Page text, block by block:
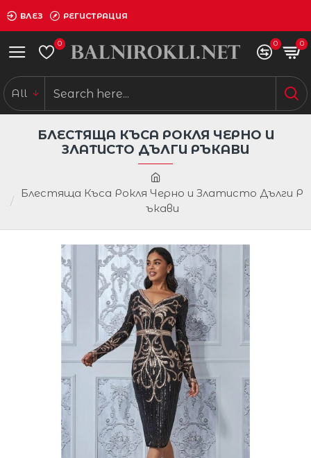
ВЛЕЗ РЕГИСТРАЦИЯ
0 0 0
All
Блестяща Къса Рокля Черно и Златисто Дълги Р
ъкави
БЛЕСТЯЩА КЪСА РОКЛЯ ЧЕРНО И
ЗЛАТИСТО ДЪЛГИ РЪКАВИ